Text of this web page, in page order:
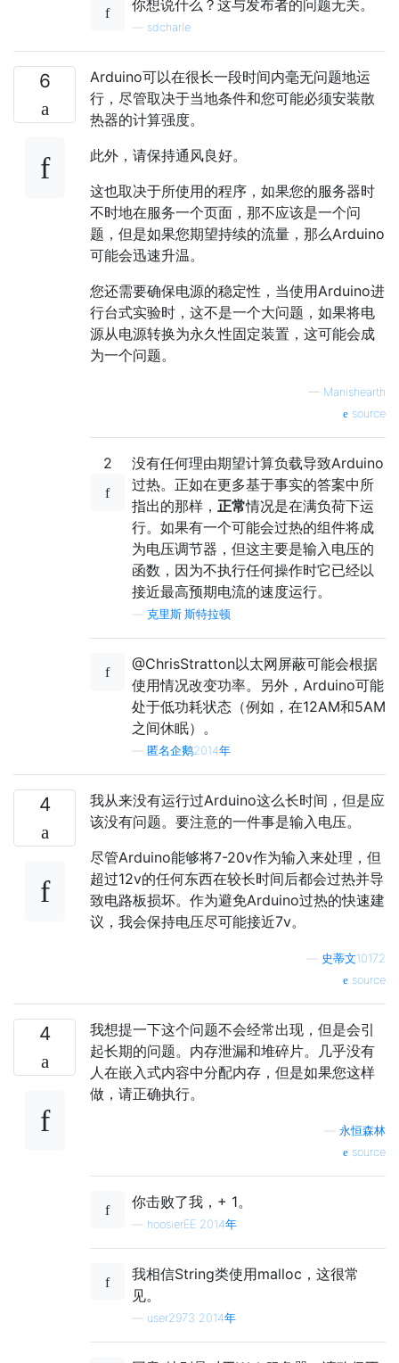
你想说什么？这与发布者的问题无关。
sdcharle
6
Arduino可以在很长一段时间内毫无问题地运
行，尽管取决于当地条件和您可能必须安装散
热器的计算强度。
此外，请保持通风良好。
这也取决于所使用的程序，如果您的服务器时
不时地在服务一个页面，那不应该是一个问
题，但是如果您期望持续的流量，那么Arduino
可能会迅速升温。
您还需要确保电源的稳定性，当使用Arduino进
行台式实验时，这不是一个大问题，如果将电
源从电源转换为永久性固定装置，这可能会成
为一个问题。
— Manishearth
source
2
没有任何理由期望计算负载导致Arduino
过热。正如在更多基于事实的答案中所
指出的那样， 正常情况是在满负荷下运
行。如果有一个可能会过热的组件将成
为电压调节器，但这主要是输入电压的
函数，因为不执行任何操作时它已经以
接近最高预期电流的速度运行。
克里斯·斯特拉顿
@ChrisStratton以太网屏蔽可能会根据
使用情况改变功率。另外，Arduino可能
处于低功耗状态（例如，在12AM和5AM
之间休眠）。
匿名企鹅2014年
4
我从来没有运行过Arduino这么长时间，但是应
该没有问题。要注意的一件事是输入电压。
尽管Arduino能够将7-20v作为输入来处理，但
超过12v的任何东西在较长时间后都会过热并导
致电路板损坏。作为避免Arduino过热的快速建
议，我会保持电压尽可能接近7v。
史蒂文10172
source
4
我想提一下这个问题不会经常出现，但是会引
起长期的问题。内存泄漏和堆碎片。几乎没有
人在嵌入式内容中分配内存，但是如果您这样
做，请正确执行。
永恒森林
source
你击败了我，+ 1。
hoosierEE 2014年
我相信String类使用malloc，这很常
见。
user2973 2014年